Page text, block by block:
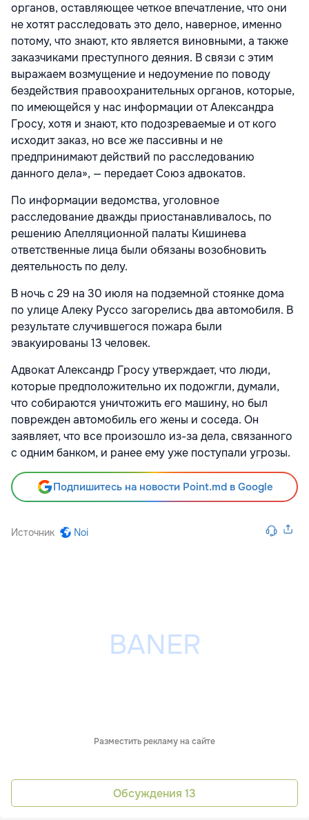
органов, оставляющее четкое впечатление, что они
не хотят расследовать это дело, наверное, именно
потому, что знают, кто является виновными, а также
заказчиками преступного деяния. В связи с этим
выражаем возмущение и недоумение по поводу
бездействия правоохранительных органов, которые,
по имеющейся у нас информации от Александра
Гросу, хотя и знают, кто подозреваемые и от кого
исходит заказ, но все же пассивны и не
предпринимают действий по расследованию
данного дела», — передает Союз адвокатов.
По информации ведомства, уголовное
расследование дважды приостанавливалось, по
решению Апелляционной палаты Кишинева
ответственные лица были обязаны возобновить
деятельность по делу.
В ночь с 29 на 30 июля на подземной стоянке дома
по улице Алеку Руссо загорелись два автомобиля. В
результате случившегося пожара были
эвакуированы 13 человек.
Адвокат Александр Гросу утверждает, что люди,
которые предположительно их подожгли, думали,
что собираются уничтожить его машину, но был
поврежден автомобиль его жены и соседа. Он
заявляет, что все произошло из-за дела, связанного
с одним банком, и ранее ему уже поступали угрозы.
Подпишитесь на новости Point.md в Google
Источник Noi
Разместить рекламу на сайте
Обсуждения 13